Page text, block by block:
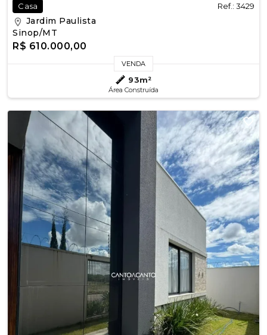
Casa Ref.: 3429
Jardim Paulista
Sinop/MT
R$ 610.000,00
VENDA
93m²
Área Construída